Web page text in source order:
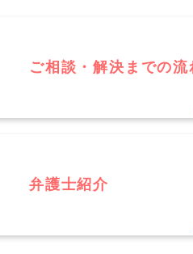
ご相談・解決までの流
弁護士紹介